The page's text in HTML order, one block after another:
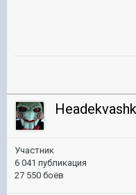
Участник
6 041 публикация
27 550 боёв